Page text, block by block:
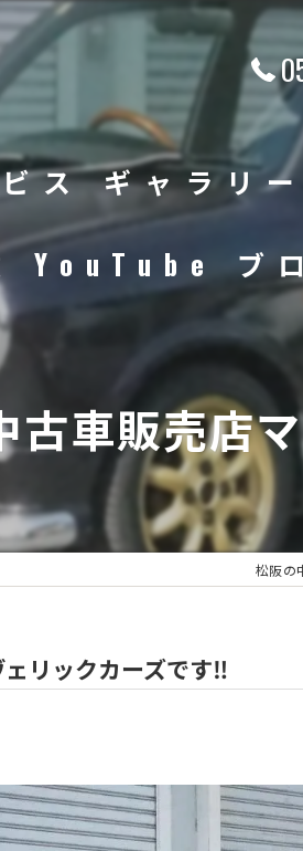
ス ギャラリー
YouTube ブ
古車販売店
松阪の
リックカーズです‼️